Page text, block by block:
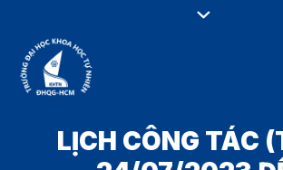
LỊCH CÔNG TÁC